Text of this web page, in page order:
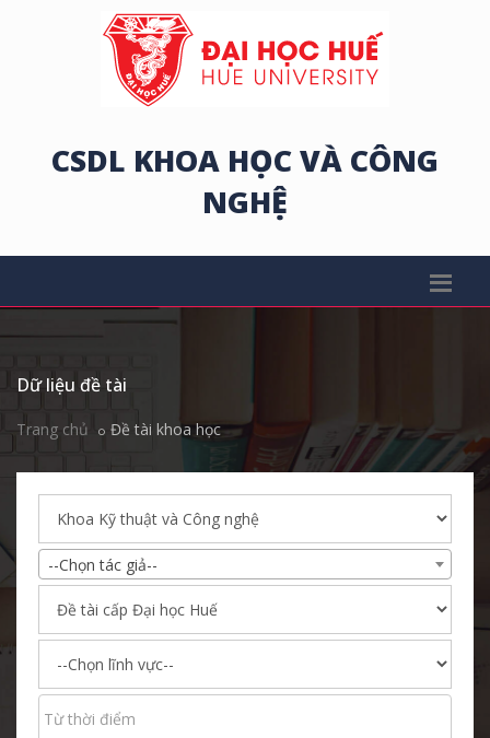
CSDL KHOA HỌC VÀ CÔNG
NGHỆ
Dữ liệu đề tài
Trang chủ Đề tài khoa học
--Chọn tác giả--